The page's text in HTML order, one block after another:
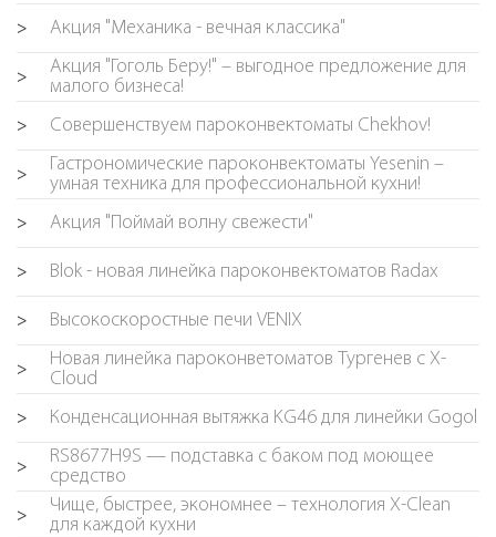
> Акция "Механика - вечная классика"
>
Акция "Гоголь Беру!" – выгодное предложение для
малого бизнеса!
> Совершенствуем пароконвектоматы Chekhov!
>
Гастрономические пароконвектоматы Yesenin –
умная техника для профессиональной кухни!
> Акция "Поймай волну свежести"
> Blok - новая линейка пароконвектоматов Radax
> Высокоскоростные печи VENIX
>
Новая линейка пароконветоматов Тургенев с X-
Cloud
> Конденсационная вытяжка KG46 для линейки Gogol
>
RS8677H9S — подставка с баком под моющее
средство
>
Чище, быстрее, экономнее – технология X-Clean
для каждой кухни